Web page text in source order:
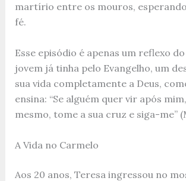
martírio entre os mouros,
fé.
Esse episódio é apenas um reflexo
jovem já tinha pelo Evangelho, um
sua vida completamente a Deus,
ensina: “Se alguém quer vir após
mesmo, tome a sua cruz e siga-me”
A Vida no Carmelo
Aos 20 anos, Teresa ingressou no